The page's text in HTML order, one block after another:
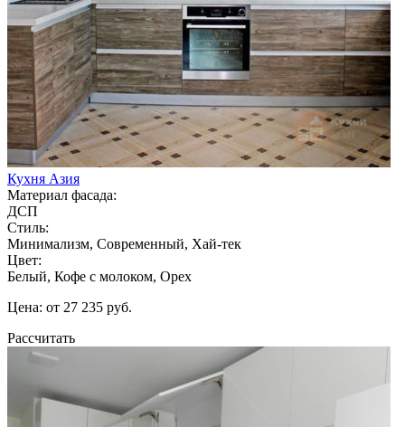
Кухня Азия
Материал фасада:
ДСП
Стиль:
Минимализм, Современный, Хай-тек
Цвет:
Белый, Кофе с молоком, Орех
Цена: от 27 235 руб.
Рассчитать